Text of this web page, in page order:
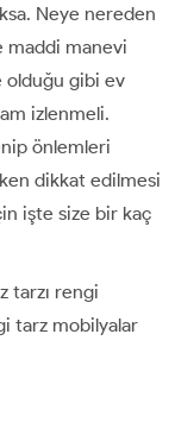
Neye nereden
maddi manevi
olduğu gibi ev
izlenmeli.
önlemleri
dikkat edilmesi
işte size bir kaç
tarzı rengi
tarz mobilyalar